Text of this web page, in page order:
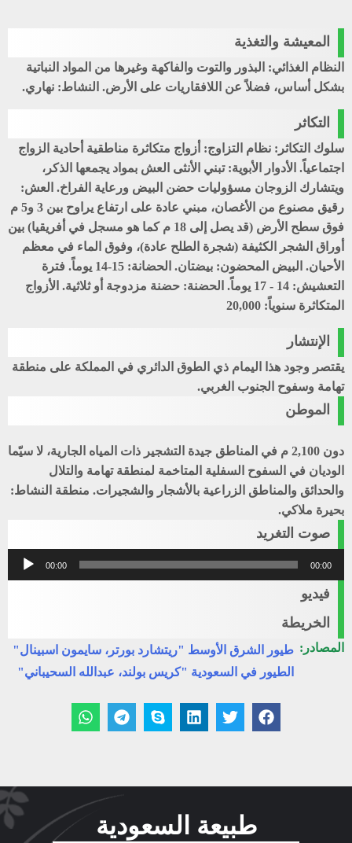
المعيشة والتغذية
النظام الغذائي: البذور والتوت والفاكهة وغيرها من المواد النباتية
بشكل أساس، فضلاً عن اللافقاريات على الأرض. النشاط: نهاري.
التكاثر
سلوك التكاثر: نظام التزاوج: أزواج متكاثرة مناطقية أحادية الزواج
اجتماعياً. الأدوار الأبوية: تبني الأنثى العش بمواد يجمعها الذكر،
ويتشارك الزوجان مسؤوليات حضن البيض ورعاية الفراخ. العش:
رقيق مصنوع من الأغصان، مبني عادة على ارتفاع يراوح بين 3 و5 م
فوق سطح الأرض (قد يصل إلى 18 م كما هو مسجل في أفريقيا) بين
أوراق الشجر الكثيفة (شجرة الطلح عادة)، وفوق الماء في معظم
الأحيان. البيض المحضون: بيضتان. الحضانة: 15-14 يوماً. فترة
التعشيش: 14 - 17 يوماً. الحضنة: حضنة مزدوجة أو ثلاثية. الأزواج
المتكاثرة سنوياً: 20,000
الإنتشار
يقتصر وجود هذا اليمام ذي الطوق الدائري في المملكة على منطقة
تهامة وسفوح الجنوب الغربي.
الموطن
دون 2,100 م في المناطق جيدة التشجير ذات المياه الجارية، لا سيّما
الوديان في السفوح السفلية المتاخمة لمنطقة تهامة والتلال
والحدائق والمناطق الزراعية بالأشجار والشجيرات. منطقة النشاط:
بحيرة ملاكي.
صوت التغريد
مشغل
الصوت
00:00 00:00
فيديو
الخريطة
المصادر: طيور الشرق الأوسط "ريتشارد بورتر، سايمون اسبينال"
الطيور في السعودية "كريس بولند، عبدالله السحيباني"
طبيعة السعودية